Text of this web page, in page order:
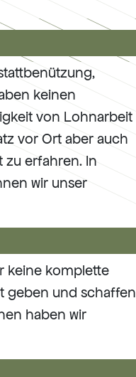
keinen
von Lohnarbeit
vor Ort aber auch
zu erfahren. In
wir unser
keine komplette
geben und schaffen
haben wir